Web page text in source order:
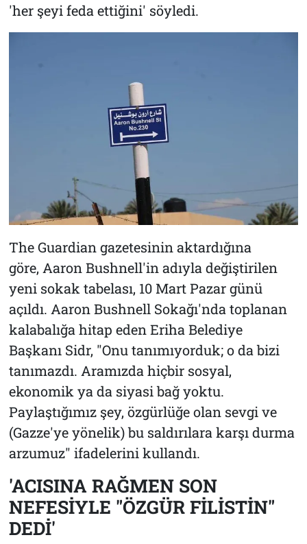
'her şeyi feda ettiğini' söyledi.
The Guardian gazetesinin aktardığına
göre, Aaron Bushnell'in adıyla değiştirilen
yeni sokak tabelası, 10 Mart Pazar günü
açıldı. Aaron Bushnell Sokağı'nda toplanan
kalabalığa hitap eden Eriha Belediye
Başkanı Sidr, "Onu tanımıyorduk; o da bizi
tanımazdı. Aramızda hiçbir sosyal,
ekonomik ya da siyasi bağ yoktu.
Paylaştığımız şey, özgürlüğe olan sevgi ve
(Gazze'ye yönelik) bu saldırılara karşı durma
arzumuz" ifadelerini kullandı.
'ACISINA RAĞMEN SON
NEFESİYLE "ÖZGÜR FİLİSTİN"
DEDİ'